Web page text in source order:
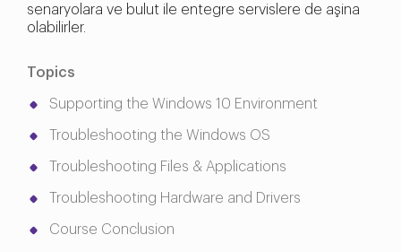
senaryolara ve bulut ile entegre servislere de aşina
olabilirler.
Topics
Supporting the Windows 10 Environment
Troubleshooting the Windows OS
Troubleshooting Files & Applications
Troubleshooting Hardware and Drivers
Course Conclusion